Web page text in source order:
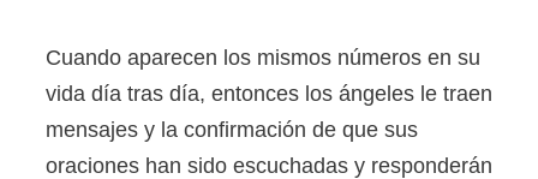
Cuando aparecen los mismos números en su
vida día tras día, entonces los ángeles le traen
mensajes y la confirmación de que sus
oraciones han sido escuchadas y responderán